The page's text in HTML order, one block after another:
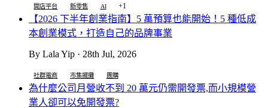
開店平台 新零售 AI +1
【2026 下半年創業指南】5 萬預算也能開始！5 種低成
本創業模式，打造自己的品牌事業
By Lala Yip · 28th Jul, 2026
社群電商 市集擺攤 團購
為什麼公司月營收不到 20 萬元仍需開發票,而小規模營
業人卻可以免開發票?